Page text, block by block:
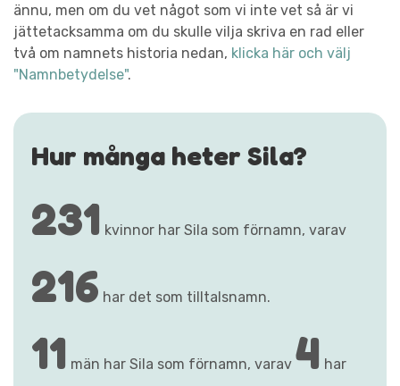
ännu, men om du vet något som vi inte vet så är vi
jättetacksamma om du skulle vilja skriva en rad eller
två om namnets historia nedan, klicka här och välj
"Namnbetydelse".
Hur många heter Sila?
231 kvinnor har Sila som förnamn, varav
216 har det som tilltalsnamn.
11 män har Sila som förnamn, varav 4 har